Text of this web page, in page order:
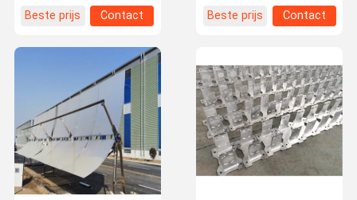
Beste prijs
Contact
Beste prijs
Contact